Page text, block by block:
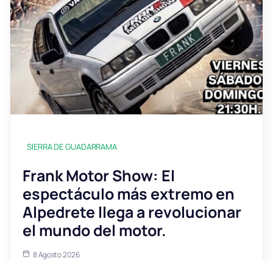
SIERRA DE GUADARRAMA
Frank Motor Show: El
espectáculo más extremo en
Alpedrete llega a revolucionar
el mundo del motor.
8 Agosto 2026